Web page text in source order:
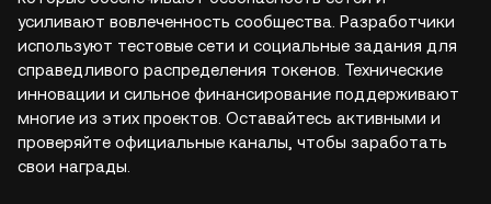
усиливают вовлеченность сообщества. Разработчики
используют тестовые сети и социальные задания для
справедливого распределения токенов. Технические
инновации и сильное финансирование поддерживают
многие из этих проектов. Оставайтесь активными и
проверяйте официальные каналы, чтобы заработать
свои награды.